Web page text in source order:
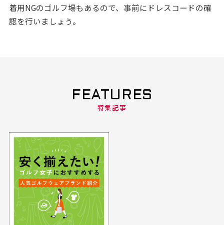
着用NGのゴルフ場もあるので、事前にドレスコードの確
認を行いましょう。
FEATURES
特集記事